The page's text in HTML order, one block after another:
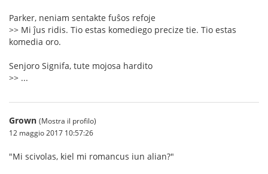
Parker, neniam sentakte fuŝos refoje
>> Mi ĵus ridis. Tio estas komediego precize tie. Tio estas
komedia oro.
Senjoro Signifa, tute mojosa hardito
>> ...
Grown (Mostra il profilo)
12 maggio 2017 10:57:26
"Mi scivolas, kiel mi romancus iun alian?"